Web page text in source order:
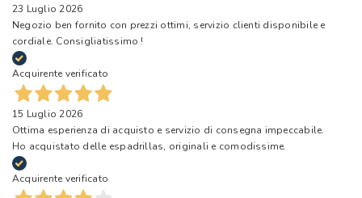
23 Luglio 2026
Negozio ben fornito con prezzi ottimi, servizio clienti disponibile e
cordiale. Consigliatissimo !
Acquirente verificato
15 Luglio 2026
Ottima esperienza di acquisto e servizio di consegna impeccabile.
Ho acquistato delle espadrillas, originali e comodissime.
Acquirente verificato